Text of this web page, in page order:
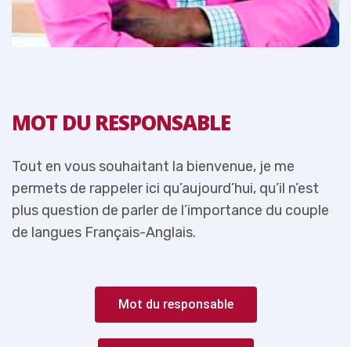
MOT DU RESPONSABLE
Tout en vous souhaitant la bienvenue, je me
permets de rappeler ici qu’aujourd’hui, qu’il n’est
plus question de parler de l’importance du couple
de langues Français-Anglais.
Mot du responsable